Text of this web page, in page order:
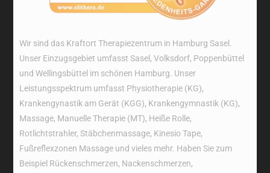
Wir sind das Kraftort Therapiezentrum in Hamburg Sasel.
Unser Einzugsgebiet umfasst Sasel, Volksdorf, Poppenbüttel
und Wellingsbüttel im schönen Hamburg. Unser
Leistungsspektrum umfasst Physiotherapie (KG),
Krankengynastik am Gerät (KGG), Krankengymnastik (KG),
Massage, Manuelle Therapie (MT), Heiße Rolle,
Rotlichtstrahler, Stäbchenmassage, Kinesio Tape,
Fußreflexzonen Massage und vieles mehr. Haben Sie zum
Beispiel Rückenschmerzen, Nackenschmerzen,